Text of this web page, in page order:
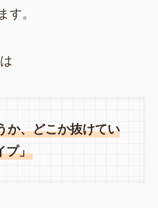
す。
か、どこか抜けてい
プ」